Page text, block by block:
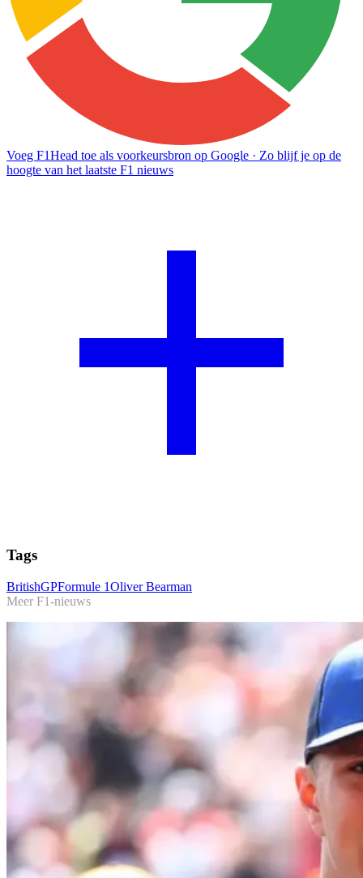
Voeg F1Head toe als voorkeursbron op Google · Zo blijf je op de
hoogte van het laatste F1 nieuws
Tags
BritishGPFormule 1Oliver Bearman
Meer F1-nieuws